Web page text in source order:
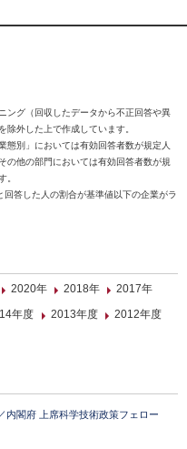
ング（回収したデータから不正回答や異
外した上で作成しています。
別」においては有効回答者数が規定人
の他の部門においては有効回答者数が規
。
答した人の割合が基準値以下の企業がラ
2020年 2018年
2017年
年度 2013年度
2012年度
内閣府 上席科学技術政策フェロー